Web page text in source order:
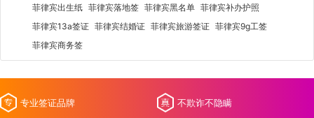
菲律宾出生纸 菲律宾落地签 菲律宾黑名单 菲律宾补办护照
菲律宾13a签证 菲律宾结婚证 菲律宾旅游签证 菲律宾9g工签
菲律宾商务签
专业签证品牌 不欺诈不隐瞒